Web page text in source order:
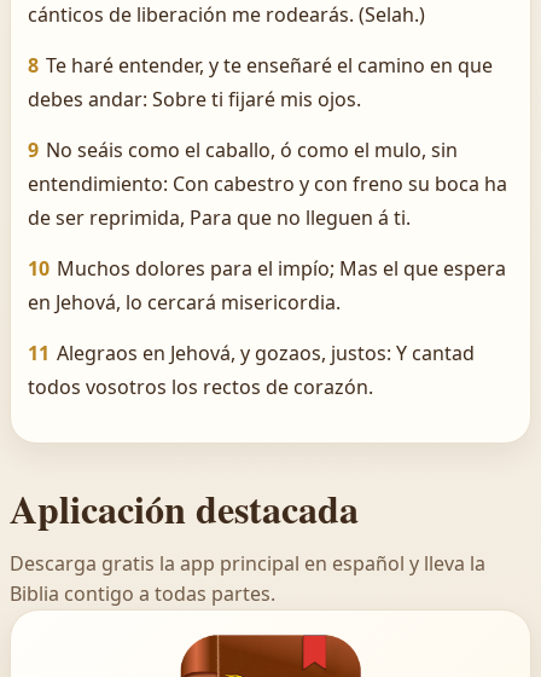
cánticos de liberación me rodearás. (Selah.)
8 Te haré entender, y te enseñaré el camino en que
debes andar: Sobre ti fijaré mis ojos.
9 No seáis como el caballo, ó como el mulo, sin
entendimiento: Con cabestro y con freno su boca ha
de ser reprimida, Para que no lleguen á ti.
10 Muchos dolores para el impío; Mas el que espera
en Jehová, lo cercará misericordia.
11 Alegraos en Jehová, y gozaos, justos: Y cantad
todos vosotros los rectos de corazón.
Aplicación destacada
Descarga gratis la app principal en español y lleva la
Biblia contigo a todas partes.